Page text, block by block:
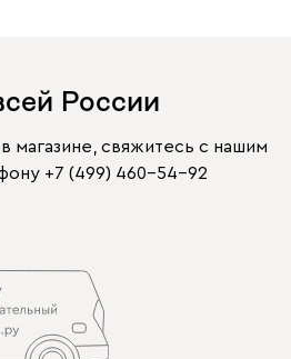
России
магазине, свяжитесь с нашим
+7 (499) 460-54-92